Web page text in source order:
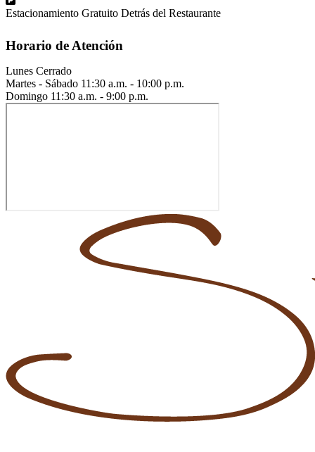
Estacionamiento Gratuito Detrás del Restaurante
Horario de Atención
Lunes Cerrado
Martes - Sábado 11:30 a.m. - 10:00 p.m.
Domingo 11:30 a.m. - 9:00 p.m.